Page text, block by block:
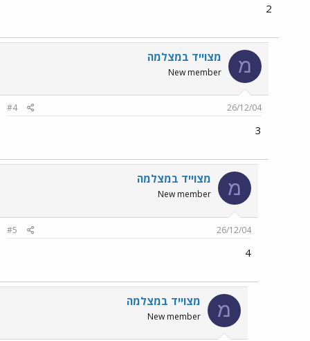
2
מ מצוייד במצלמה
New member
26/12/04
#4
3
מ מצוייד במצלמה
New member
26/12/04
#5
4
מ מצוייד במצלמה
New member